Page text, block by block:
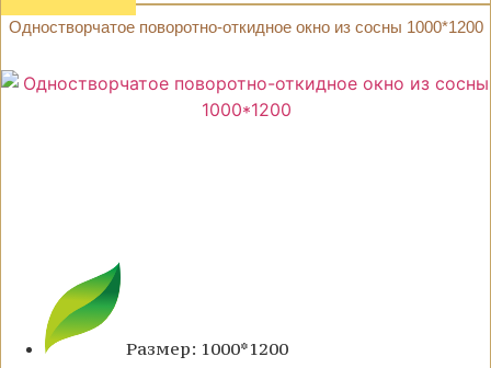
Одностворчатое поворотно-откидное окно из сосны 1000*1200
Размер: 1000*1200